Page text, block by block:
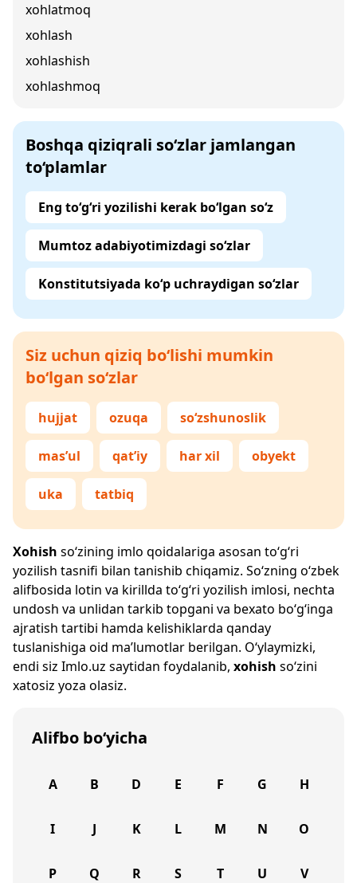
xohlatmoq
xohlash
xohlashish
xohlashmoq
Boshqa qiziqrali so‘zlar jamlangan
to‘plamlar
Eng to‘g‘ri yozilishi kerak bo‘lgan so‘z
Mumtoz adabiyotimizdagi so‘zlar
Konstitutsiyada ko‘p uchraydigan so‘zlar
Siz uchun qiziq bo‘lishi mumkin
bo‘lgan so‘zlar
hujjat ozuqa so‘zshunoslik
mas’ul qat’iy har xil obyekt
uka tatbiq
Xohish so‘zining imlo qoidalariga asosan to‘g‘ri
yozilish tasnifi bilan tanishib chiqamiz. So‘zning o‘zbek
alifbosida lotin va kirillda to‘g‘ri yozilish imlosi, nechta
undosh va unlidan tarkib topgani va bexato bo‘g‘inga
ajratish tartibi hamda kelishiklarda qanday
tuslanishiga oid ma’lumotlar berilgan. O‘ylaymizki,
endi siz Imlo.uz saytidan foydalanib, xohish so‘zini
xatosiz yoza olasiz.
Alifbo bo‘yicha
A B D E F G H
I J K L M N O
P Q R S T U V